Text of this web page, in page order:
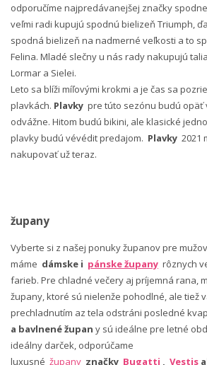
odporučíme najpredávanejšej značky
veľmi radi kupujú spodnú bielizeň Triumph,
spodná bielizeň na nadmerné veľkosti a to
Felina. Mladé slečny u nás rady nakupujú
Lormar a Sielei.
Leto sa blíži míľovými krokmi a je čas sa
plavkách. Plavky pre túto sezónu budú opäť
odvážne. Hitom budú bikini, ale klasické
plavky budú vévédit predajom. Plavky 2021
nakupovať už teraz.
župany
Vyberte si z našej ponuky županov pre
máme dámske i pánske župany rôznych
farieb. Pre chladné večery aj príjemná rana,
župany, ktoré sú nielenže pohodlné, ale tiež
prechladnutím az tela odstráni posledné
a bavlnené župan y sú ideálne pre letné
ideálny darček, odporúčame
luxusné župany značky Bugatti , Vestis